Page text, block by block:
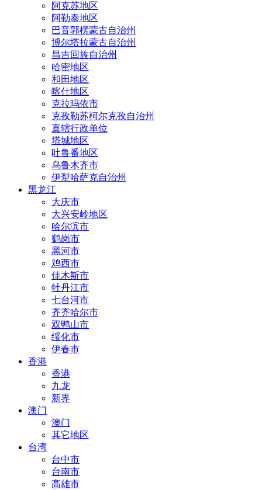
阿克苏地区
阿勒泰地区
巴音郭楞蒙古自治州
博尔塔拉蒙古自治州
昌吉回族自治州
哈密地区
和田地区
喀什地区
克拉玛依市
克孜勒苏柯尔克孜自治州
直辖行政单位
塔城地区
吐鲁番地区
乌鲁木齐市
伊犁哈萨克自治州
黑龙江
大庆市
大兴安岭地区
哈尔滨市
鹤岗市
黑河市
鸡西市
佳木斯市
牡丹江市
七台河市
齐齐哈尔市
双鸭山市
绥化市
伊春市
香港
香港
九龙
新界
澳门
澳门
其它地区
台湾
台中市
台南市
高雄市